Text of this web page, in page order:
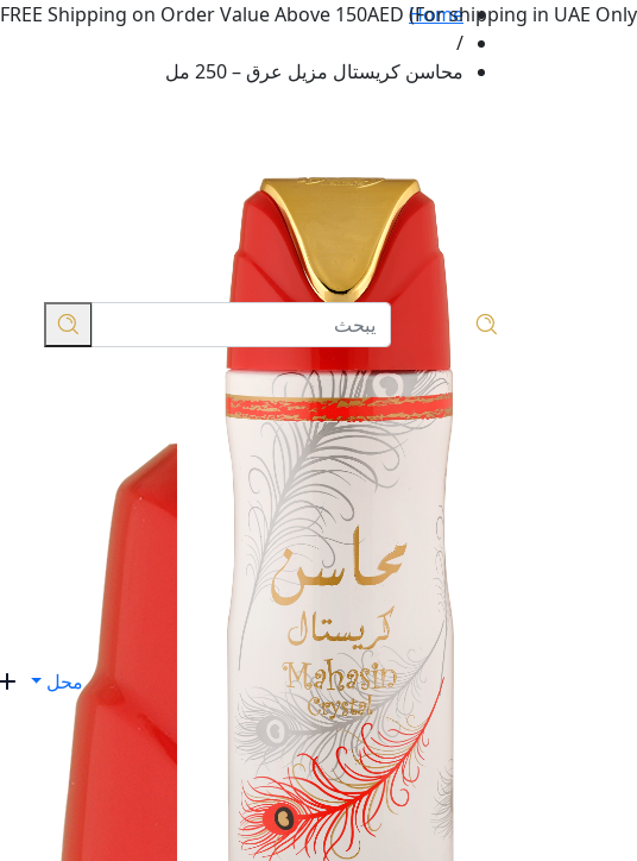
FREE Shipping on Order Value Above 150AED (For shipping in UAE Only.
محل
Home
/
محاسن كريستال مزيل عرق – 250 مل